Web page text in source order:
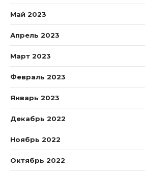
Май 2023
Апрель 2023
Март 2023
Февраль 2023
Январь 2023
Декабрь 2022
Ноябрь 2022
Октябрь 2022